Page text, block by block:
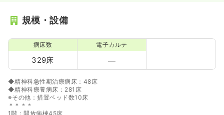
規模・設備
病床数
329床
電子カルテ
◆精神科急性期治療病床：48床
◆精神科療養病床：281床
※その他：措置ベッド数10床
＊＊＊＊
1階：開放病棟45床